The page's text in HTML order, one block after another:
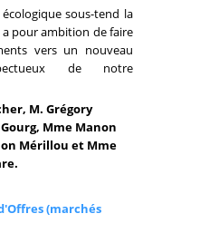
sous-tend la
pour ambition de faire
vers un nouveau
de notre
M. Grégory
Mme Manon
Mérillou et Mme
(marchés